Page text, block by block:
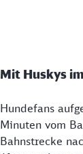
Mit Huskys
Hundefans
Minuten vom
Bahnstrecke